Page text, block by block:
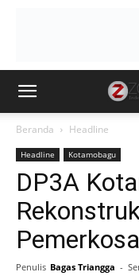
Beranda Headline
Headline Kotamobagu
DP3A
Penulis Bagas Triangga -